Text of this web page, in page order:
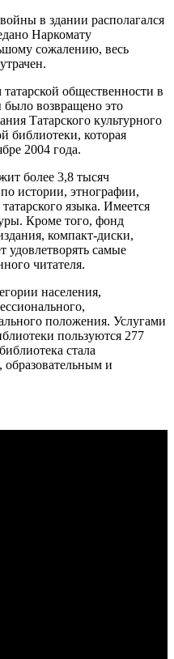
в здании располагался
Наркомату
сожалению, весь
общественности в
возвращено это
Татарского культурного
библиотеки, которая
2004 года.
более 3,8 тысяч
истории, этнографии,
языка. Имеется
Кроме того, фонд
компакт-диски,
удовлетворять самые
читателя.
населения,
положения. Услугами
пользуются 277
стала
и